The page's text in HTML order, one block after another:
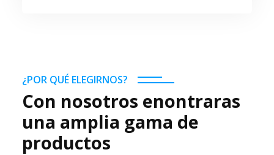
¿POR QUÉ ELEGIRNOS?
Con nosotros enontraras
una amplia gama de
productos